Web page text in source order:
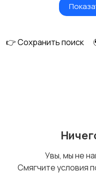
Водный транспорт
👉 Сохранить поиск
Увы, мы не
Смягчите условия